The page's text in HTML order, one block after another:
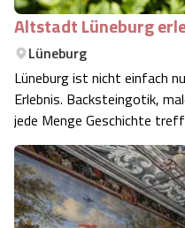
Altstadt Lüneburg
Lüneburg
Lüneburg ist nicht einfach
Erlebnis. Backsteingotik,
jede Menge Geschichte
und lebendiges Treiben.
vorbeischaust oder die
kennenlernen möchtest –